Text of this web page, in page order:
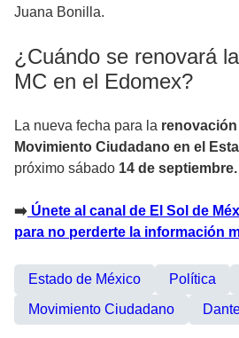
Juana Bonilla.
¿Cuándo se renovará
MC en el Edomex?
La nueva fecha para la
Movimiento Ciudadano en el
próximo sábado 14 de septiembre.
➡️ Únete al canal de El Sol de
para no perderte la información
Estado de México Política
Movimiento Ciudadano